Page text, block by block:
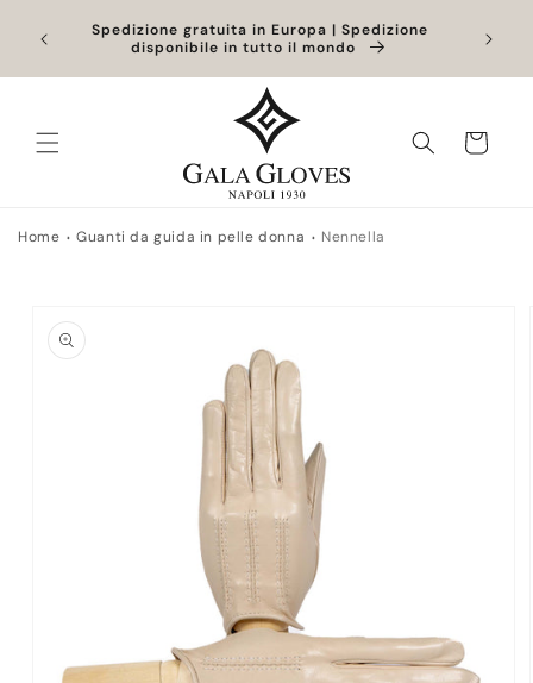
direttamente
ai contenuti
Spedizione gratuita in Europa | Spedizione
disponibile in tutto il mondo
Carrello
Home Guanti da guida in pelle donna Nennella
informazioni
sul prodotto